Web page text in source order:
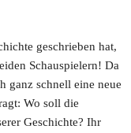
geschrieben hat,
Schauspielern! Da
ganz schnell eine neue
Wo soll die
Geschichte? Ihr